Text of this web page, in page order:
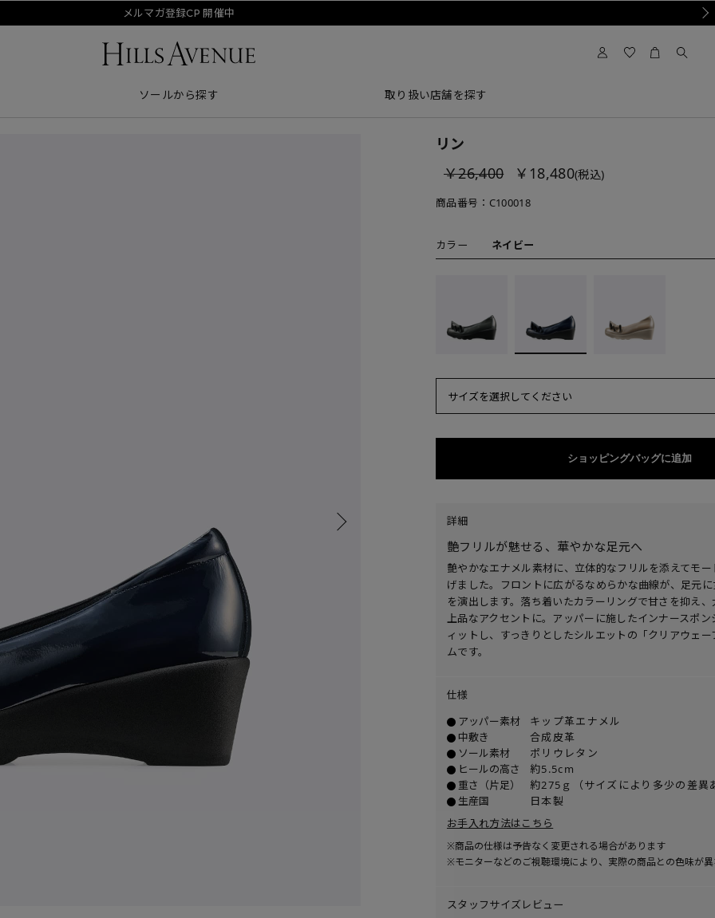
メルマガ登録CP 開催中
ソールから探す 取り扱い店舗を探す
リン
￥26,400
￥18,480(税込)
商品番号： C100018
カラー ネイビー
サイズを選択してください
ショッピングバッグに追加
詳細
艶フリルが魅せる、華やかな足元へ
艶やかなエナメル素材に、立体的なフリルを添えてモ
げました。フロントに広がるなめらかな曲線が、足元
を演出します。落ち着いたカラーリングで甘さを抑え
上品なアクセントに。アッパーに施したインナースポ
ィットし、すっきりとしたシルエットの「クリアウェ
ムです。
仕様
アッパー素材
キップ革エナメル
中敷き
合成皮革
ソール素材
ポリウレタン
ヒールの高さ
約5.5cm
重さ（片足）
約275ｇ（サイズにより多少の差異
生産国
日本製
お手入れ方法はこちら
※商品の仕様は予告なく変更される場合があります
※モニターなどのご視聴環境により、実際の商品との色味が
スタッフサイズレビュー